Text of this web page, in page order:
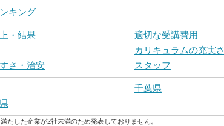
キング
・結果 適切な受講費用
カリキュラムの充実さ
さ・治安
スタッフ
千葉県
たした企業が2社未満のため発表しておりません。